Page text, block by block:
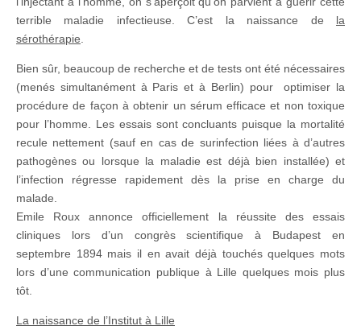
terrible maladie infectieuse. C’est la naissance de la
sérothérapie
Bien sûr, beaucoup de recherche et de tests ont été nécessaires
(menés simultanément à Paris et à Berlin) pour optimiser la
procédure de façon à obtenir un sérum efficace et non toxique
pour l’homme. Les essais sont concluants puisque la mortalité
recule nettement (sauf en cas de surinfection liées à d’autres
pathogènes ou lorsque la maladie est déjà bien installée) et
l’infection régresse rapidement dès la prise en charge du
malade.
Emile Roux annonce officiellement la réussite des essais
cliniques lors d’un congrès scientifique à Budapest en
septembre 1894 mais il en avait déjà touchés quelques mots
lors d’une communication publique à Lille quelques mois plus
tôt.
La naissance de l’Institut à Lille